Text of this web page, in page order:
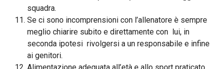
squadra.
Se ci sono incomprensioni con l’allenatore è sempre
meglio chiarire subito e direttamente con lui, in
seconda ipotesi rivolgersi a un responsabile e infine
ai genitori.